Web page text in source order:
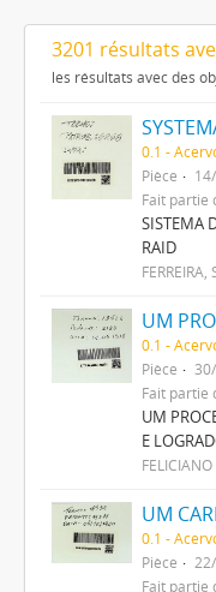
3201 résultats
les résultats avec des
0.1 -
Pièce
Fait partie
SISTEMA
RAID
FERREIRA,
0.1 -
Pièce
Fait partie
UM
E
0.1 -
Pièce
Fait partie